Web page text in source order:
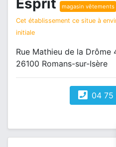
Esprit magasin vêtements
Cet établissement ce situe à
initiale
Rue Mathieu de la Drôme
26100 Romans-sur-Isère
04 75